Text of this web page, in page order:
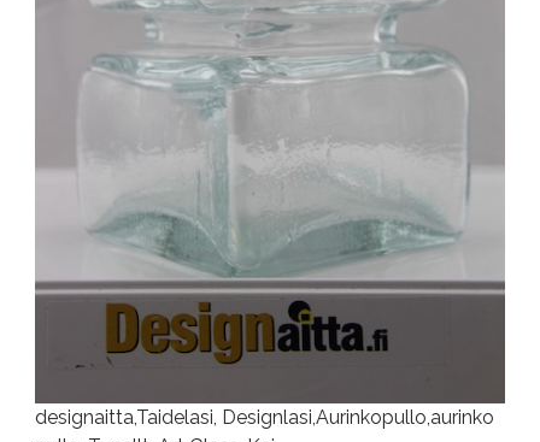
designaitta,Taidelasi, Designlasi,Aurinkopullo,aurinko